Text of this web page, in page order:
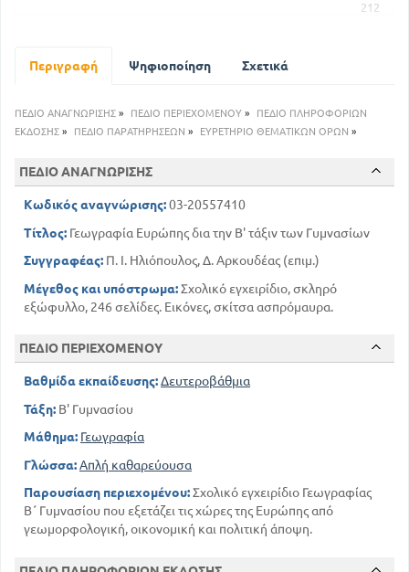
212
Δανική Χερσόνησος
Η Ελλάδα ως Μεσογειακό και Ευρωπαικό Κράτος
238
Περιγραφή Ψηφιοποίηση Σχετικά
ΠΕΔΙΟ ΑΝΑΓΝΩΡΙΣΗΣ » ΠΕΔΙΟ ΠΕΡΙΕΧΟΜΕΝΟΥ »
ΠΕΔΙΟ ΠΛΗΡΟΦΟΡΙΩΝ
ΕΚΔΟΣΗΣ » ΠΕΔΙΟ ΠΑΡΑΤΗΡΗΣΕΩΝ » ΕΥΡΕΤΗΡΙΟ ΘΕΜΑΤΙΚΩΝ ΟΡΩΝ »
ΠΕΔΙΟ ΑΝΑΓΝΩΡΙΣΗΣ
Κωδικός αναγνώρισης:03-20557410
Τίτλος: Γεωγραφία Ευρώπης δια την Β' τάξιν των Γυμνασίων
Συγγραφέας: Π. Ι. Ηλιόπουλος, Δ. Αρκουδέας (επιμ.)
Μέγεθος και υπόστρωμα:Σχολικό εγχειρίδιο, σκληρό
εξώφυλλο, 246 σελίδες. Εικόνες, σκίτσα ασπρόμαυρα.
ΠΕΔΙΟ ΠΕΡΙΕΧΟΜΕΝΟΥ
Βαθμίδα εκπαίδευσης:Δευτεροβάθμια
Τάξη: Β' Γυμνασίου
Μάθημα: Γεωγραφία
Γλώσσα:Απλή καθαρεύουσα
Παρουσίαση περιεχομένου:Σχολικό εγχειρίδιο Γεωγραφίας
Β΄ Γυμνασίου που εξετάζει τις χώρες της Ευρώπης από
γεωμορφολογική, οικονομική και πολιτική άποψη.